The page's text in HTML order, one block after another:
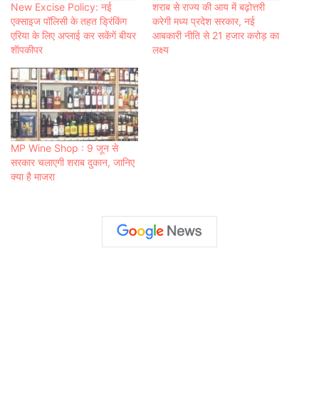
New Excise Policy: नई
एक्साइज पॉलिसी के तहत ड्रिंकिंग
एरिया के लिए अप्लाई कर सकेंगें बीयर
शॅापकीपर
शराब से राज्य की आय में बढ़ोत्तरी
करेगी मध्य प्रदेश सरकार, नई
आबकारी नीति से 21 हजार करोड़ का
लक्ष्य
MP Wine Shop : 9 जून से
सरकार चलाएगी शराब दुकान, जानिए
क्‍या है माजरा